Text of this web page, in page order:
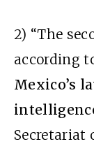
2) “The
according
Mexico’s
Secretariat